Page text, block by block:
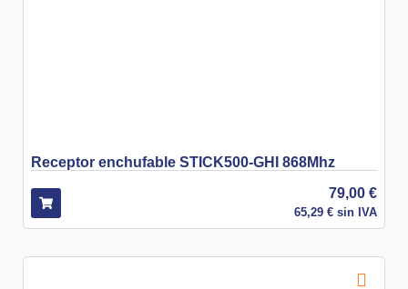
Receptor enchufable STICK500-GHI 868Mhz
79,00 €
65,29 € sin IVA